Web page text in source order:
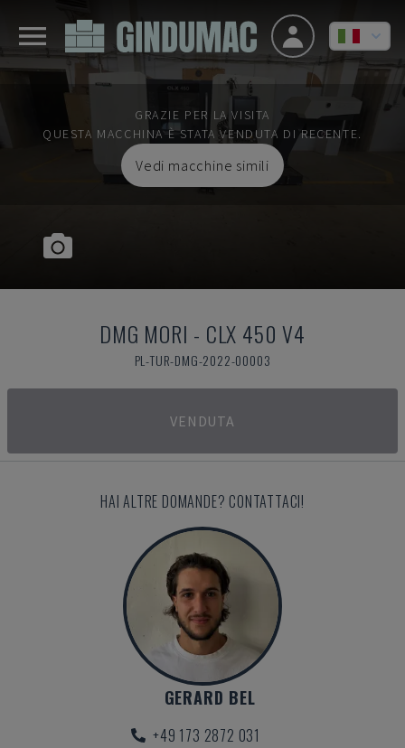
GRAZIE PER LA VISITA
QUESTA MACCHINA È STATA VENDUTA DI RECENTE.
Vedi macchine simili
DMG MORI - CLX 450 V4
PL-TUR-DMG-2022-00003
VENDUTA
HAI ALTRE DOMANDE? CONTATTACI!
GERARD BEL
+49 173 2872 031